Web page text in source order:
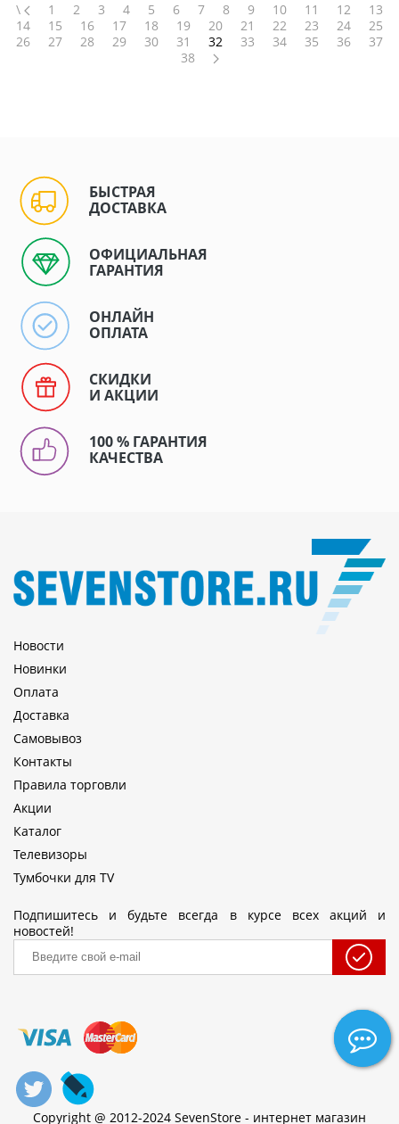
\ 1 2 3 4 5 6 7 8 9 10 11 12
13
14
15 16 17 18 19 20 21 22 23 24
25
26
27 28 29 30 31 32 33 34 35 36
37
38
БЫСТРАЯ
ДОСТАВКА
ОФИЦИАЛЬНАЯ
ГАРАНТИЯ
ОНЛАЙН
ОПЛАТА
СКИДКИ
И АКЦИИ
100 % ГАРАНТИЯ
КАЧЕСТВА
Новости
Новинки
Оплата
Доставка
Самовывоз
Контакты
Правила торговли
Акции
Каталог
Телевизоры
Тумбочки для TV
Подпишитесь и будьте всегда в курсе всех акций и
новостей!
Copyright @ 2012-2024 SevenStore - интернет магазин